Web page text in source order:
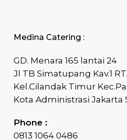
Medina Catering :
GD. Menara 165 lantai 24
Jl TB Simatupang Kav.1
Kel.Cilandak Timur
Kota Administrasi Jakarta
Phone :
0813 1064 0486